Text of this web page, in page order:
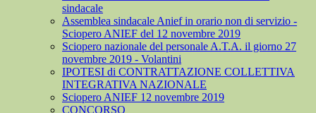
sindacale
Assemblea sindacale Anief in orario non di servizio -
Sciopero ANIEF del 12 novembre 2019
Sciopero nazionale del personale A.T.A. il giorno 27
novembre 2019 - Volantini
IPOTESI di CONTRATTAZIONE COLLETTIVA
INTEGRATIVA NAZIONALE
Sciopero ANIEF 12 novembre 2019
CONCORSO